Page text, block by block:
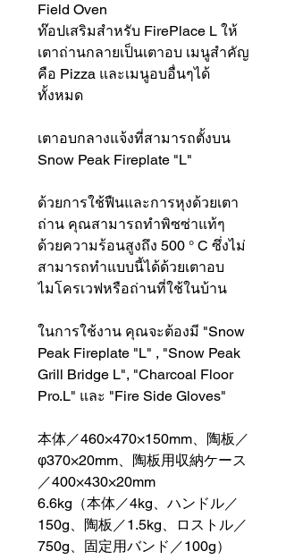
Field Oven
ท๊อปเสริมสำหรับ FirePlace L ให้
เตาถ่านกลายเป็นเตาอบ เมนูสำคัญ
คือ Pizza และเมนูอบอื่นๆได้
ทั้งหมด
เตาอบกลางแจ้งที่สามารถตั้งบน
Snow Peak Fireplate "L"
ด้วยการใช้ฟืนและการหุงด้วยเตา
ถ่าน คุณสามารถทำพิซซ่าแท้ๆ
ด้วยความร้อนสูงถึง 500 ° C ซึ่งไม่
สามารถทำแบบนี้ได้ด้วยเตาอบ
ไมโครเวฟหรือถ่านที่ใช้ในบ้าน
ในการใช้งาน คุณจะต้องมี "Snow
Peak Fireplate "L" , "Snow Peak
Grill Bridge L", "Charcoal Floor
Pro.L" และ "Fire Side Gloves"
本体／460×470×150mm、陶板／
φ370×20mm、陶板用収納ケース
／400×430×20mm
6.6kg（本体／4kg、ハンドル／
150g、陶板／1.5kg、ロストル／
750g、固定用バンド／100g）